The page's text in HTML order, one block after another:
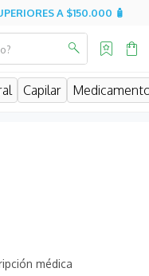
A $150.000 🧴
Capilar
médica